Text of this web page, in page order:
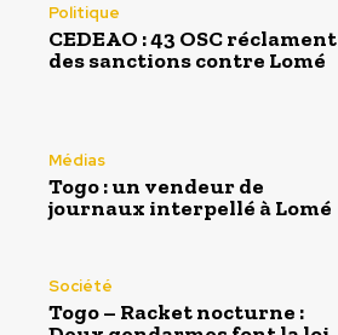
Politique
CEDEAO : 43 OSC réclament
des sanctions contre Lomé
Médias
Togo : un vendeur de
journaux interpellé à Lomé
Société
Togo – Racket nocturne :